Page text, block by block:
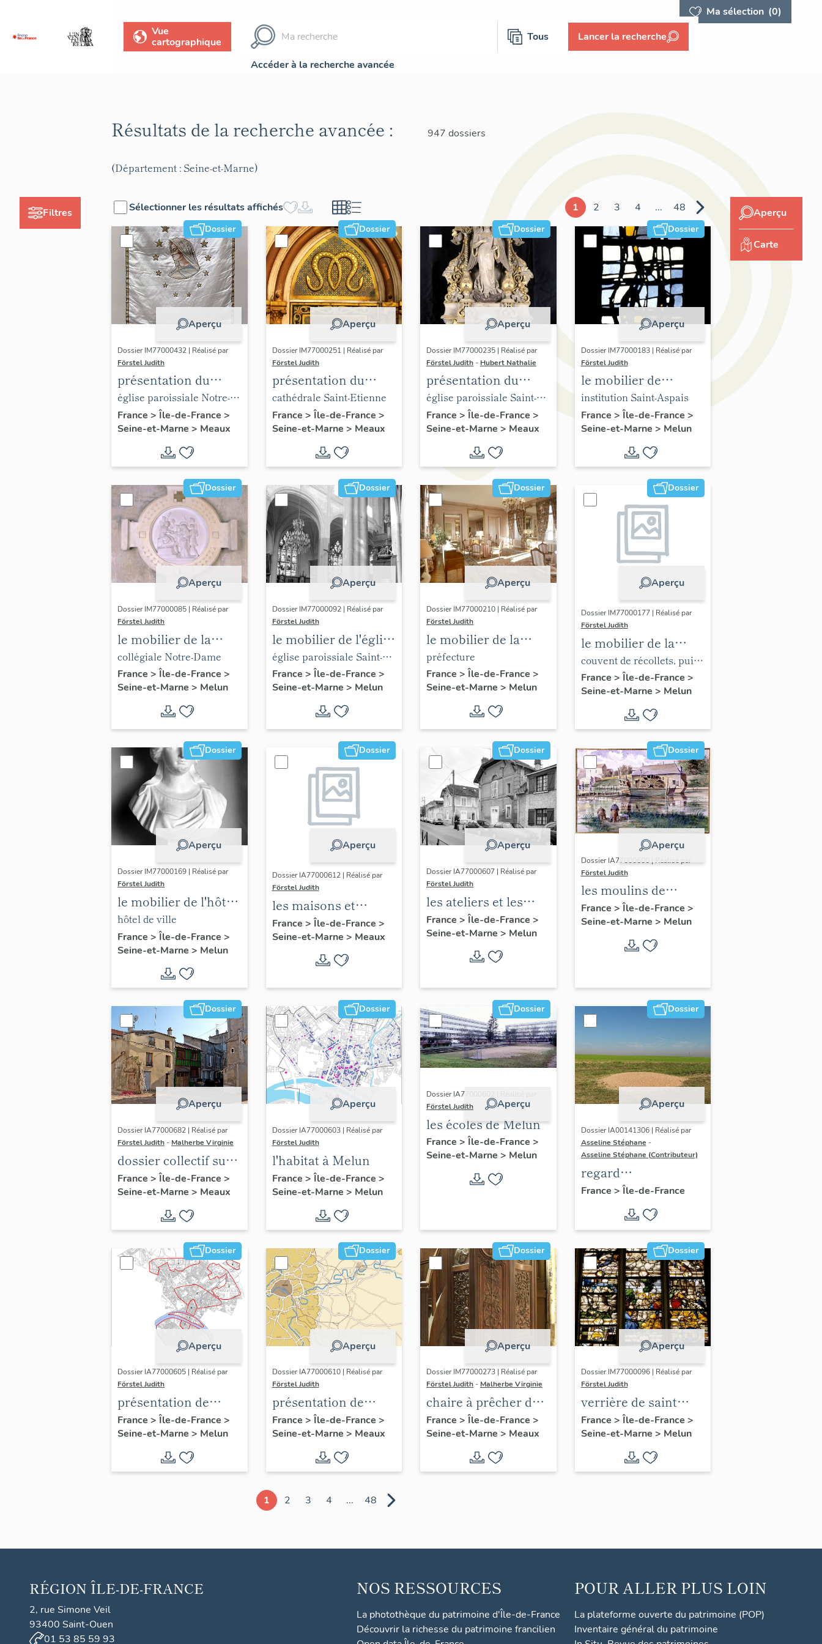
Ma sélection (0)
Vue
cartographique
Tous Lancer la recherche
Accéder à la recherche avancée
Filtres
Résultats de la recherche avancée : 947 dossiers
(Département : Seine-et-Marne)
Sélectionner les résultats affichés 1 2 3 4 ... 48
Dossier
Aperçu
Dossier IM77000432 | Réalisé par
Förstel Judith
présentation du
mobilier de l'église
paroissiale Notre-
Dame du Marché
église paroissiale Notre-
Dame du Marché
France > Île-de-France >
Seine-et-Marne > Meaux
Dossier
Aperçu
Dossier IM77000251 | Réalisé par
Förstel Judith
présentation du
mobilier de la
cathédrale de Meaux
cathédrale Saint-Etienne
France > Île-de-France >
Seine-et-Marne > Meaux
Dossier
Aperçu
Dossier IM77000235 | Réalisé par
Förstel Judith - Hubert Nathalie
présentation du
mobilier de l'église
Saint-Nicolas de
Meaux
église paroissiale Saint-
Nicolas de Meaux
France > Île-de-France >
Seine-et-Marne > Meaux
Dossier
Aperçu
Dossier IM77000183 | Réalisé par
Förstel Judith
le mobilier de
l'Institution Saint-
Aspais
institution Saint-Aspais
France > Île-de-France >
Seine-et-Marne > Melun
Dossier
Aperçu
Dossier IM77000085 | Réalisé par
Förstel Judith
le mobilier de la
collégiale Notre-
Dame
collégiale Notre-Dame
France > Île-de-France >
Seine-et-Marne > Melun
Dossier
Aperçu
Dossier IM77000092 | Réalisé par
Förstel Judith
le mobilier de l'église
Saint-Aspais
église paroissiale Saint-
Aspais
France > Île-de-France >
Seine-et-Marne > Melun
Dossier
Aperçu
Dossier IM77000210 | Réalisé par
Förstel Judith
le mobilier de la
préfecture de Seine-
et-Marne
préfecture
France > Île-de-France >
Seine-et-Marne > Melun
Dossier
Aperçu
Dossier IM77000177 | Réalisé par
Förstel Judith
le mobilier de la
chapelle de l'hôpital
couvent de récollets, puis
hôpital
France > Île-de-France >
Seine-et-Marne > Melun
Dossier
Aperçu
Dossier IM77000169 | Réalisé par
Förstel Judith
le mobilier de l'hôtel
de ville
hôtel de ville
France > Île-de-France >
Seine-et-Marne > Melun
Dossier
Aperçu
Dossier IA77000612 | Réalisé par
Förstel Judith
les maisons et
immeubles de
Meaux
France > Île-de-France >
Seine-et-Marne > Meaux
Dossier
Aperçu
Dossier IA77000607 | Réalisé par
Förstel Judith
les ateliers et les
usines de Melun
France > Île-de-France >
Seine-et-Marne > Melun
Dossier
Aperçu
Dossier IA77000600 | Réalisé par
Förstel Judith
les moulins de
Melun
France > Île-de-France >
Seine-et-Marne > Melun
Dossier
Aperçu
Dossier IA77000682 | Réalisé par
Förstel Judith - Malherbe Virginie
dossier collectif sur
les cours communes
du Faubourg Saint-
France > Île-de-France >
Seine-et-Marne > Meaux
Dossier
Aperçu
Dossier IA77000603 | Réalisé par
Förstel Judith
l'habitat à Melun
France > Île-de-France >
Seine-et-Marne > Melun
Dossier
Aperçu
Dossier IA77000602 | Réalisé par
Förstel Judith
les écoles de Melun
France > Île-de-France >
Seine-et-Marne > Melun
Dossier
Aperçu
Dossier IA00141306 | Réalisé par
Asseline Stéphane -
Asseline Stéphane (Contributeur)
regard
photographique sur
les paysages de la
Plaine de France.
France > Île-de-France
Dossier
Aperçu
Dossier IA77000605 | Réalisé par
Förstel Judith
présentation de
l'étude du
patrimoine de Melun
France > Île-de-France >
Seine-et-Marne > Melun
Dossier
Aperçu
Dossier IA77000610 | Réalisé par
Förstel Judith
présentation de
l'étude du
patrimoine de
France > Île-de-France >
Seine-et-Marne > Meaux
Dossier
Aperçu
Dossier IM77000273 | Réalisé par
Förstel Judith - Malherbe Virginie
chaire à prêcher des
Trinitaires
France > Île-de-France >
Seine-et-Marne > Meaux
Dossier
Aperçu
Dossier IM77000096 | Réalisé par
Förstel Judith
verrière de saint
François
France > Île-de-France >
Seine-et-Marne > Melun
1 2 3 4 ... 48
Aperçu
Carte
RÉGION ÎLE-DE-FRANCE
2, rue Simone Veil
93400 Saint-Ouen
01 53 85 59 93
NOS RESSOURCES
La photothèque du patrimoine d'Île-de-France
Découvrir la richesse du patrimoine francilien
POUR ALLER PLUS LOIN
La plateforme ouverte du patrimoine (POP)
Inventaire général du patrimoine